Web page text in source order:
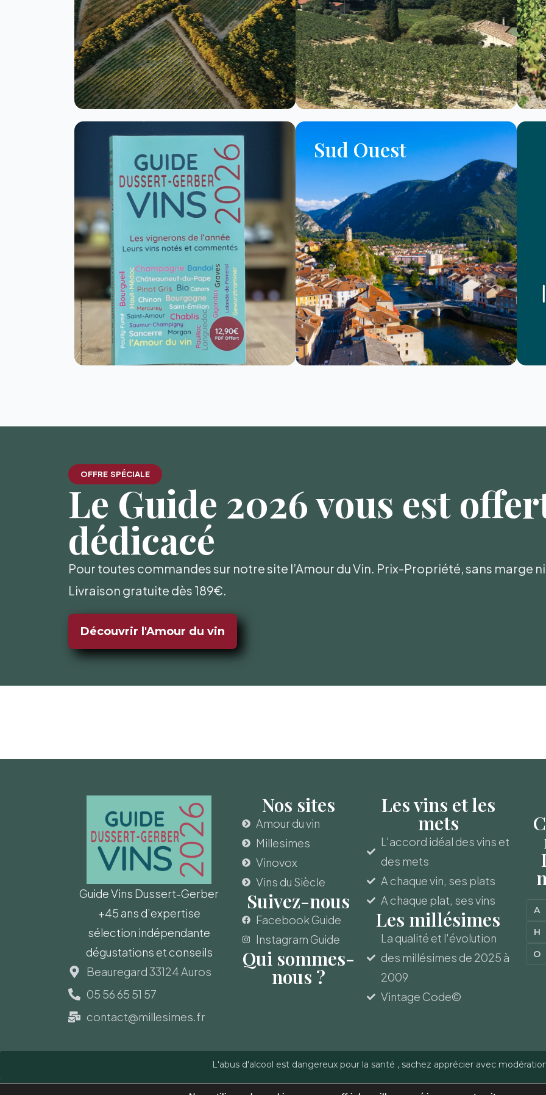
Sud Ouest
OFFRE SPÉCIALE
Le Guide 2026 vous est
dédicacé
Pour toutes commandes sur notre site l’Amour du Vin. Prix-Propriété, sans marge
Livraison gratuite dès 189€.
Découvrir l'Amour du vin
Guide Vins Dussert-Gerber
+45 ans d’expertise
sélection indépendante
dégustations et conseils
Beauregard 33124 Auros
05 56 65 51 57
contact@millesimes.fr
Nos sites
Amour du vin
Millesimes
Vinovox
Vins du Siècle
Suivez-nous
Facebook Guide
Instagram Guide
Qui sommes-
nous ?
Les vins et les
mets
L'accord idéal des vins et
des mets
A chaque vin, ses plats
A chaque plat, ses vins
Les millésimes
La qualité et l'évolution
des millésimes de 2025 à
2009
Vintage Code©
A
H
O
L'abus d'alcool est dangereux pour la santé , sachez apprécier avec
Copyright © Guide des Vins - Sas Millésimes et Dussert-Gerber - Reproduction Politique de confidentialité